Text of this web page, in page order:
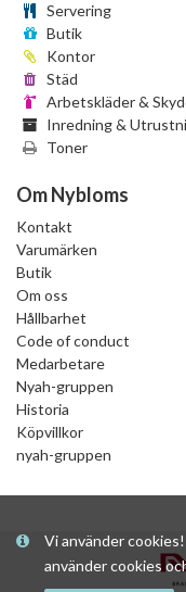
Vi använder
använder cookies
Servering
Butik
Kontor
Städ
Arbetskläder &
Inredning &
Toner
Om Nybloms
Kontakt
Varumärken
Butik
Om oss
Hållbarhet
Code of conduct
Medarbetare
Nyah-gruppen
Historia
Köpvillkor
nyah-gruppen